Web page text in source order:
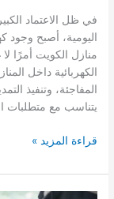
في ظل الاعتماد
منازل الكويت أمرًا
الكهربائية داخل
المفاجئة، وتنفيذ
يتناسب مع متطلبات
كهربائي
/
66629504
قراءة المزيد »